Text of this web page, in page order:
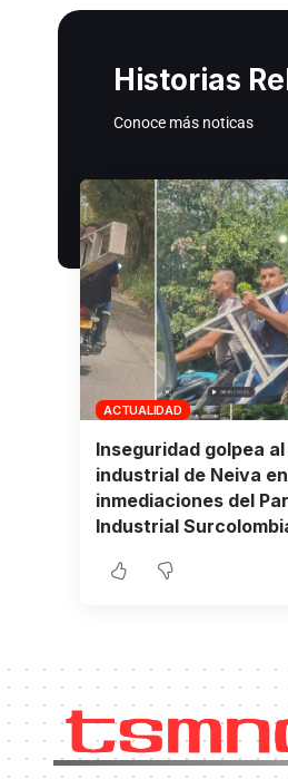
Historias
Conoce más noticas
ACTUALIDAD
Inseguridad golpea
industrial de Neiva en
inmediaciones del
Industrial